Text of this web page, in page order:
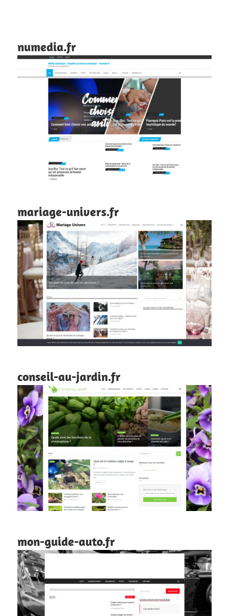
numedia.fr
mariage-univers.fr
conseil-au-jardin.fr
mon-guide-auto.fr